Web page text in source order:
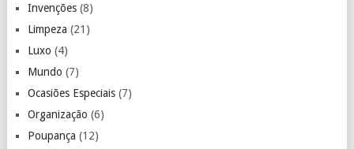
Invenções(8)
Limpeza (21)
Luxo (4)
Mundo (7)
Ocasiões Especiais(7)
Organização (6)
Poupança (12)